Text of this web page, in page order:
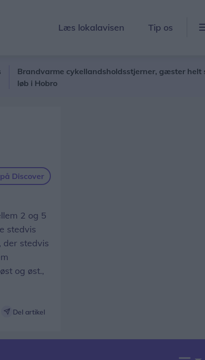
Læs lokalavisen Tip os
cykellandsholdsstjerner, gæster helt særligt
i Hobro
Discover
2 og 5
stedvis
stedvis
og øst.,
Del artikel